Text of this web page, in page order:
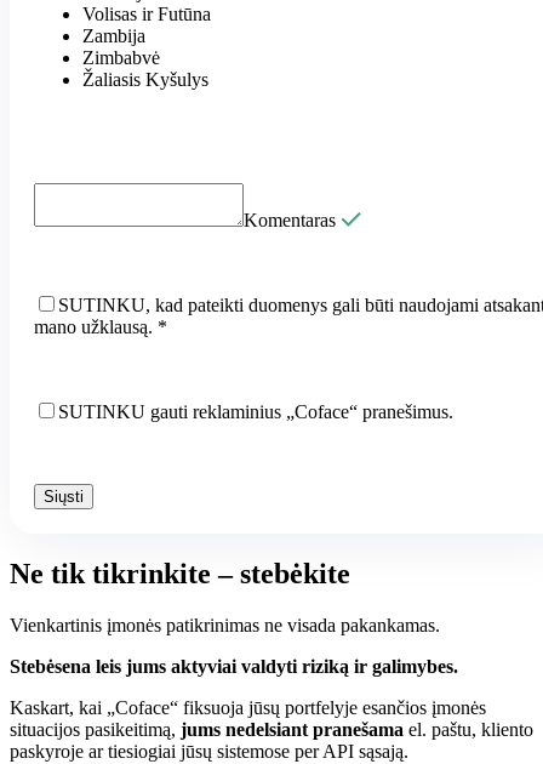
Volisas ir Futūna
Zambija
Zimbabvė
Žaliasis Kyšulys
Komentaras
SUTINKU, kad pateikti duomenys gali būti naudojami
mano užklausą. *
SUTINKU gauti reklaminius „Coface“ pranešimus.
Siųsti
Ne tik tikrinkite– stebėkite
Vienkartinis įmonės patikrinimas ne visada pakankamas.
Stebėsena leis jums aktyviai valdyti riziką ir galimybes.
Kaskart, kai „Coface“ fiksuoja jūsų portfelyje esančios įmonės
situacijos pasikeitimą, jums nedelsiant pranešama el. paštu, kliento
paskyroje ar tiesiogiai jūsų sistemose per API sąsają.